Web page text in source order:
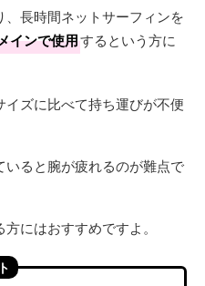
長時間ネットサーフィンを
インで使用するという方に
ズに比べて持ち運びが不便
ると腕が疲れるのが難点で
にはおすすめですよ。